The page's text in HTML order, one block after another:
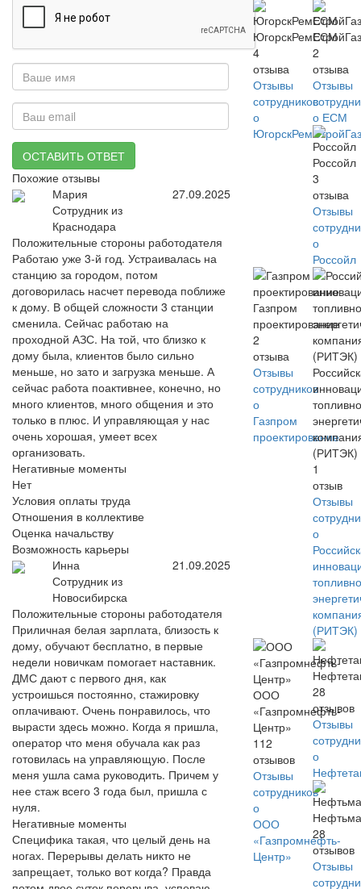
ОСТАВИТЬ ОТВЕТ
Похожие отзывы
Мария
Сотрудник из
Краснодара
27.09.2025
Положительные стороны работодателя
Работаю уже 3-й год. Устраивалась на
станцию за городом, потом
договорилась насчет перевода поближе
к дому. В общей сложности 3 станции
сменила. Сейчас работаю на
проходной АЗС. На той, что близко к
дому была, клиентов было сильно
меньше, но зато и загрузка меньше. А
сейчас работа поактивнее, конечно, но
много клиентов, много общения и это
только в плюс. И управляющая у нас
очень хорошая, умеет всех
организовать.
Негативные моменты
Нет
Условия оплаты труда
Отношения в коллективе
Оценка начальству
Возможность карьеры
Инна
Сотрудник из
Новосибирска
21.09.2025
Положительные стороны работодателя
Приличная белая зарплата, близость к
дому, обучают бесплатно, в первые
недели новичкам помогает наставник.
ДМС дают с первого дня, как
устроишься постоянно, стажировку
оплачивают. Очень понравилось, что
вырасти здесь можно. Когда я пришла,
оператор что меня обучала как раз
готовилась на управляющую. После
меня ушла сама руководить. Причем у
нее стаж всего 3 года был, пришла с
нуля.
Негативные моменты
Специфика такая, что целый день на
ногах. Перерывы делать никто не
запрещает, только вот когда? Правда
ЮгорскРемСтройГаз
4
отзыва
Отзывы
сотрудников
о
ЮгорскРемСтройГаз
ЕСМ
2
отзыва
Отзывы
о ЕСМ
Россойл
3
отзыва
Отзывы
о
Россойл
Газпром
проектирование
2
отзыва
Отзывы
сотрудников
о
Газпром
проектирование
(РИТЭК)
1
отзыв
Отзывы
о
(РИТЭК)
ООО
«Газпромнефть-
Центр»
112
отзывов
Отзывы
сотрудников
о
ООО
«Газпромнефть-
Центр»
28
отзывов
Отзывы
о
28
отзывов
Отзывы